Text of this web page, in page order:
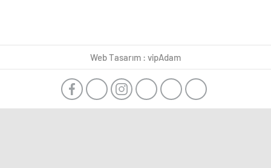
Web Tasarım : vipAdam